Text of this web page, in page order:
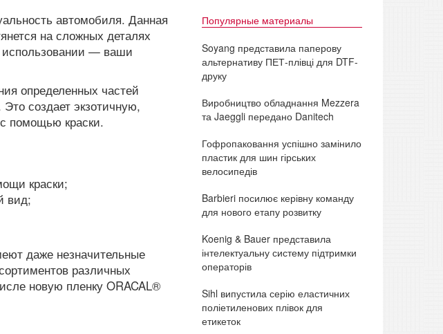
автомобиля. Данная
на сложных деталях
использовании — ваши
определенных частей
создает экзотичную,
помощью краски.
краски;
вид;
даже незначительные
различных
новую пленку ORACAL®
Популярные материалы
Soyang представила паперову
альтернативу ПЕТ-плівці для DTF-
друку
Виробництво обладнання Mezzera
та Jaeggli передано Danitech
Гофропаковання успішно замінило
пластик для шин гірських
велосипедів
Barbieri посилює керівну команду
для нового етапу розвитку
Koenig & Bauer представила
інтелектуальну систему підтримки
операторів
Sihl випустила серію еластичних
поліетиленових плівок для
етикеток